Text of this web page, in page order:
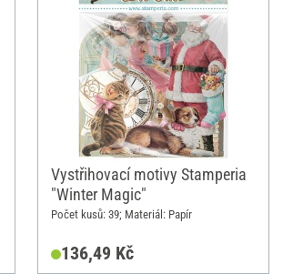
Vystřihovací motivy Stamperia
"Winter Magic"
Počet kusů: 39; Materiál: Papír
136,49 Kč